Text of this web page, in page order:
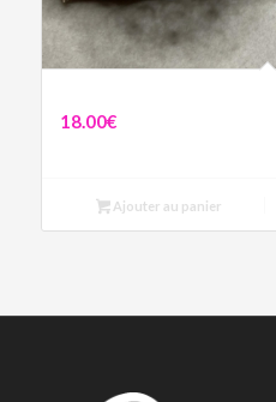
18.00€
Ajouter au panier